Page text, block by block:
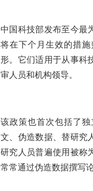
中国科技部发布至今最
将在下个月生效的措
形。它们适用于从事科
审人员和机构领导。
该政策也首次包括了
文、伪造数据、替研究
研究人员普遍使用被称
常常通过伪造数据撰写论